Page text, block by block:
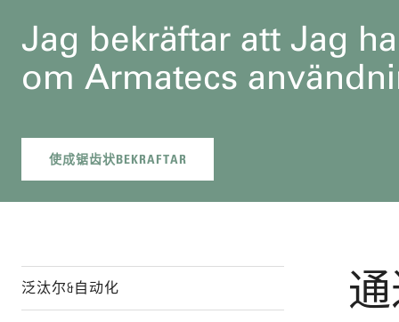
Jag bekräftar att Jag
om Armatecs
Undernavigering“Koncept”
泛汰尔&自动化 通